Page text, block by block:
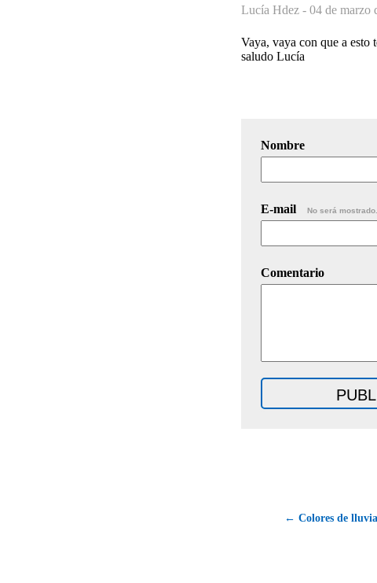
Lucía Hdez - 04 de marzo
Vaya, vaya con que a esto
saludo Lucía
Nombre
E-mail No será mostrado.
Comentario
← Colores de